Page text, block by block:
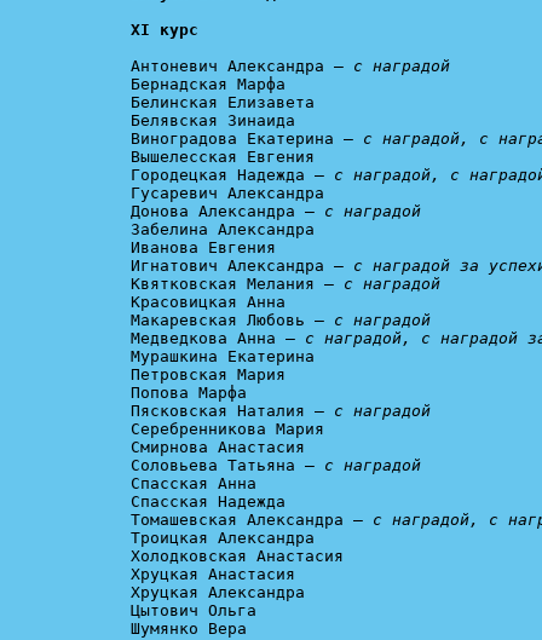
XI курс
Антоневич Александра — с наградой
Бернадская Марфа
Белинская Елизавета
Белявская Зинаида
Виноградова Екатерина — с наградой, с
Вышелесская Евгения
Городецкая Надежда — с наградой, с
Гусаревич Александра
Донова Александра — с наградой
Забелина Александра
Иванова Евгения
Игнатович Александра – с наградой за
Квятковская Мелания — с наградой
Красовицкая Анна
Макаревская Любовь — с наградой
Медведкова Анна — с наградой, с наградой
Мурашкина Екатерина
Петровская Мария
Попова Марфа
Пясковская Наталия — с наградой
Серебренникова Мария
Смирнова Анастасия
Соловьева Татьяна — с наградой
Спасская Анна
Спасская Надежда
Томашевская Александра — с наградой, с
Троицкая Александра
Холодковская Анастасия
Хруцкая Анастасия
Хруцкая Александра
Цытович Ольга
Шумянко Вера